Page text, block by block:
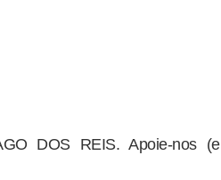
DOS REIS. Apoie-nos (e